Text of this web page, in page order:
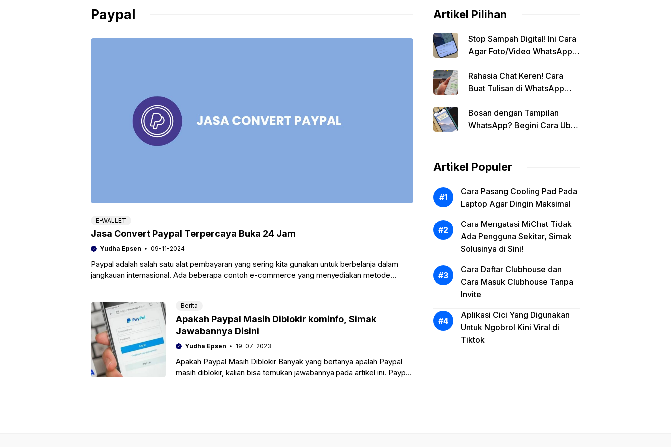
Paypal
E-WALLET
Jasa Convert Paypal Terpercaya Buka 24 Jam
Yudha Epsen 09-11-2024
Paypal adalah salah satu alat pembayaran yang sering kita gunakan untuk berbelanja dalam
jangkauan internasional. Ada beberapa contoh e-commerce yang menyediakan metode
Berita
Apakah Paypal Masih Diblokir kominfo, Simak
Jawabannya Disini
Yudha Epsen 19-07-2023
Apakah Paypal Masih Diblokir Banyak yang bertanya apalah Paypal
masih diblokir, kalian bisa temukan jawabannya pada artikel ini. Paypal
Artikel Pilihan
Stop Sampah Digital! Ini Cara
Agar Foto/Video WhatsApp
Otomatis
Rahasia Chat Keren! Cara
Buat Tulisan di WhatsApp
Bosan dengan Tampilan
WhatsApp? Begini Cara Ubah
Artikel Populer
Cara Pasang Cooling Pad Pada
Laptop Agar Dingin Maksimal
Cara Mengatasi MiChat Tidak
Ada Pengguna Sekitar, Simak
Solusinya di Sini!
Cara Daftar Clubhouse dan
Cara Masuk Clubhouse Tanpa
Invite
Aplikasi Cici Yang Digunakan
Untuk Ngobrol Kini Viral di
Tiktok